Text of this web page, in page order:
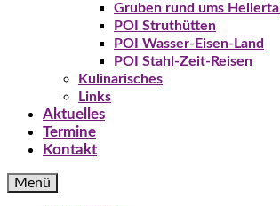
Gruben rund ums Hellertal
POI Struthütten
POI Wasser-Eisen-Land
POI Stahl-Zeit-Reisen
Kulinarisches
Links
Aktuelles
Termine
Kontakt
Menü